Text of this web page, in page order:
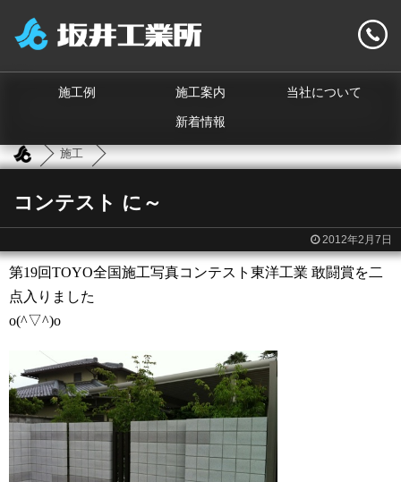
施工例 施工案内 当社について
新着情報
施工
コンテスト に～
2012年2月7日
第19回TOYO全国施工写真コンテスト東洋工業 敢闘賞を二
点入りました
o(^▽^)o